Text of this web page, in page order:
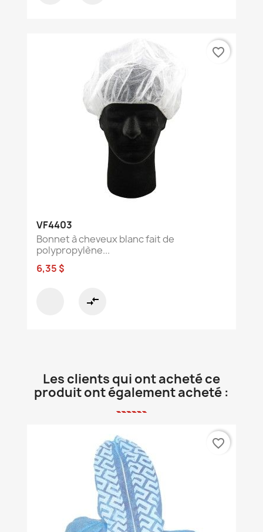
VF4403
Bonnet à cheveux blanc fait de
polypropylène...
6,35 $
compare_arrows
favorite_border
Les clients qui ont acheté ce
produit ont également acheté :
favorite_border